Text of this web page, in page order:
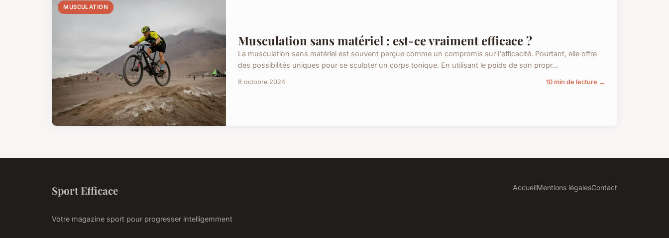
MUSCULATION
Musculation sans matériel : est-ce vraiment efficace ?
La musculation sans matériel est souvent perçue comme un compromis sur l'efficacité. Pourtant, elle offre
des possibilités uniques pour se sculpter un corps tonique. En utilisant le poids de son propr...
8 octobre 2024 10 min de lecture →
Sport Efficace
Votre magazine sport pour progresser intelligemment
AccueilMentions légalesContact